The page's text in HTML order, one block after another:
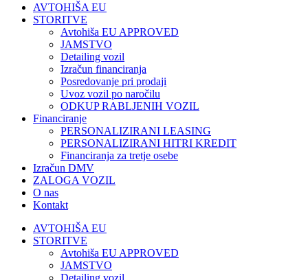
AVTOHIŠA EU
STORITVE
Avtohiša EU APPROVED
JAMSTVO
Detailing vozil
Izračun financiranja
Posredovanje pri prodaji
Uvoz vozil po naročilu
ODKUP RABLJENIH VOZIL
Financiranje
PERSONALIZIRANI LEASING
PERSONALIZIRANI HITRI KREDIT
Financiranja za tretje osebe
Izračun DMV
ZALOGA VOZIL
O nas
Kontakt
AVTOHIŠA EU
STORITVE
Avtohiša EU APPROVED
JAMSTVO
Detailing vozil